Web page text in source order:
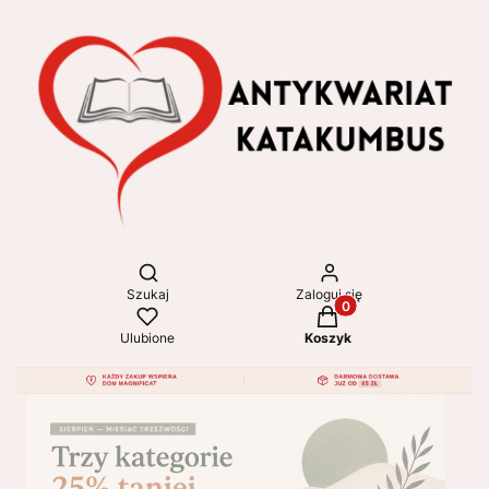
Otwórz wyszukiwarkę
Szukaj Zaloguj się
Ulubione
Produkty w koszyku:
Koszyk